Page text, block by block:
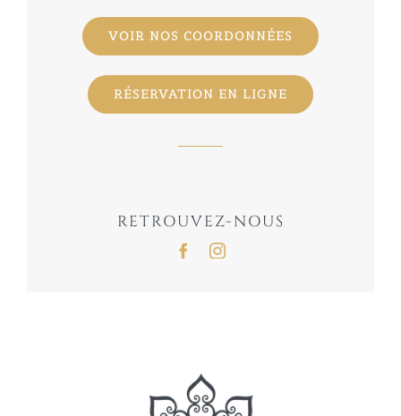
VOIR NOS COORDONNÉES
RÉSERVATION EN LIGNE
RETROUVEZ-NOUS